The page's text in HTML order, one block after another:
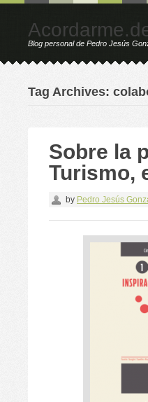
Blog personal de Pedro Jesús
Tag Archives:
Sobre la
Turismo,
by Pedro Jesús